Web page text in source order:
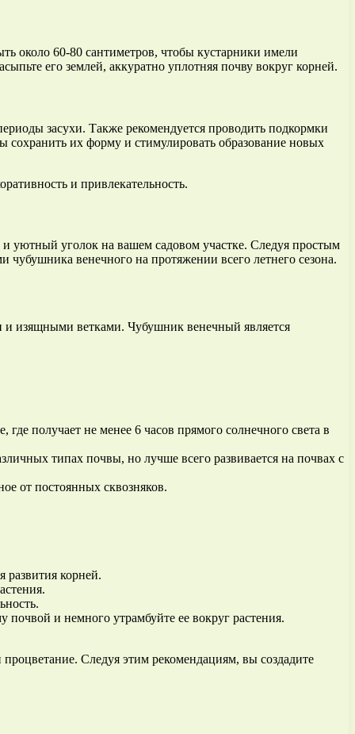
около 60-80 сантиметров, чтобы кустарники имели
его землей, аккуратно уплотняя почву вокруг корней.
засухи. Также рекомендуется проводить подкормки
их форму и стимулировать образование новых
и привлекательность.
и уютный уголок на вашем садовом участке. Следуя простым
венечного на протяжении всего летнего сезона.
и изящными ветками. Чубушник венечный является
получает не менее 6 часов прямого солнечного света в
типах почвы, но лучше всего развивается на почвах с
от постоянных сквозняков.
развития корней.
почвой и немного утрамбуйте ее вокруг растения.
Следуя этим рекомендациям, вы создадите